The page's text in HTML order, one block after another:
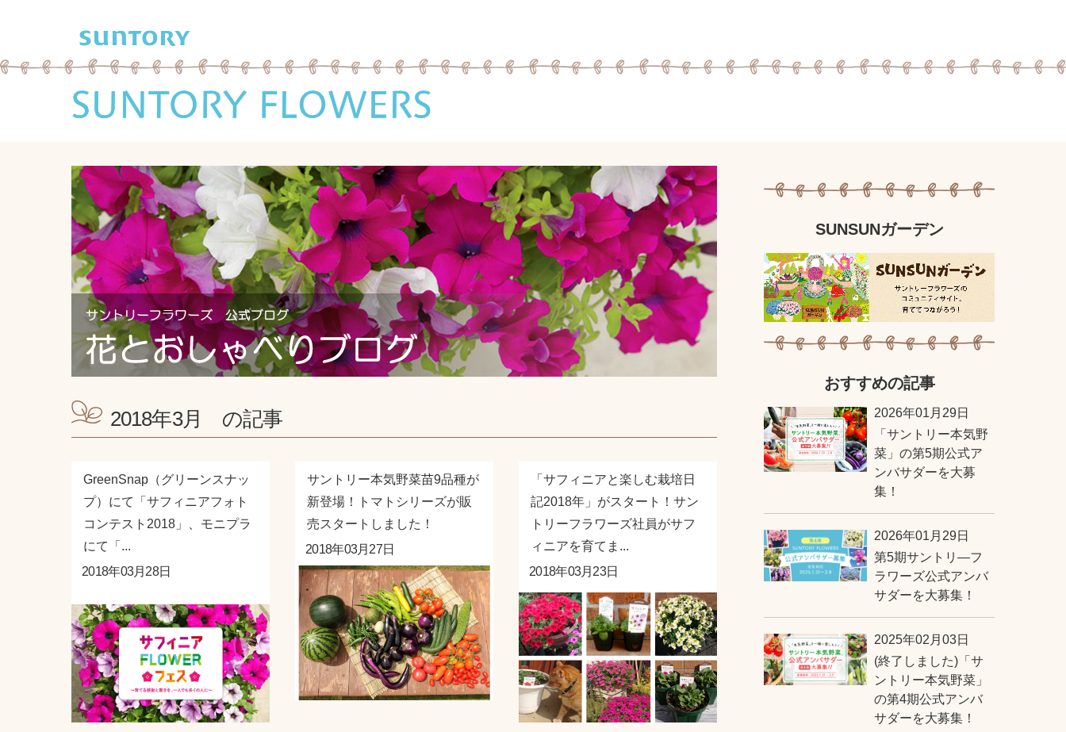
2018年3月 の記事
GreenSnap（グリーンスナッ
プ）にて「サフィニアフォト
コンテスト2018」、モニプラ
にて「...
2018年03月28日
サントリー本気野菜苗9品種が
新登場！トマトシリーズが販
売スタートしました！
2018年03月27日
「サフィニアと楽しむ栽培日
記2018年」がスタート！サン
トリーフラワーズ社員がサフ
ィニアを育てま...
2018年03月23日
SUNSUNガーデン
おすすめの記事
2026年01月29日
「サントリー本気野
菜」の第5期公式ア
ンバサダーを大募
集！
2026年01月29日
第5期サントリ―フ
ラワーズ公式アンバ
サダーを大募集！
2025年02月03日
(終了しました)「サ
ントリー本気野菜」
の第4期公式アンバ
サダーを大募集！